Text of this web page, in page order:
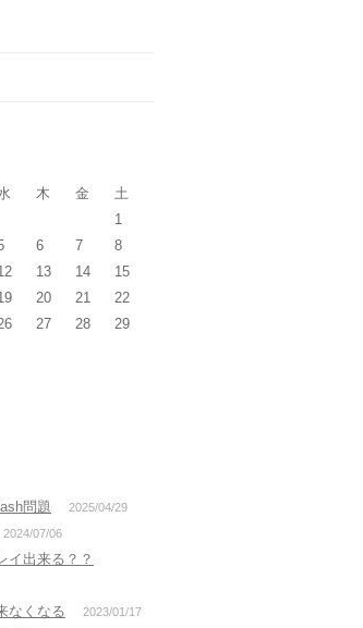
木 金
土
1
6 7
8
13 14
15
20 21
22
27 28
29
問題 2025/04/29
2024/07/06
イ出来る？？
なくなる 2023/01/17